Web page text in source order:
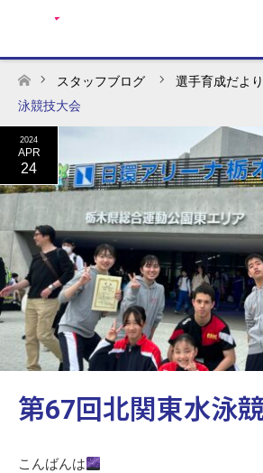
ホーム
スタッフブログ 選手育成だより
泳競技大会
2024
APR
24
第67回北関東水泳
こんばんは